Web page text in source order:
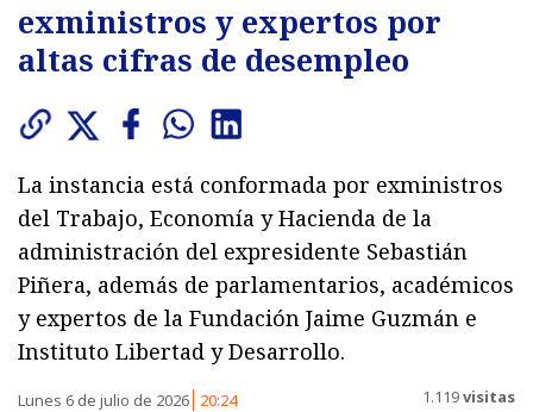
exministros y expertos por
altas cifras de desempleo
La instancia está conformada por exministros
del Trabajo, Economía y Hacienda de la
administración del expresidente Sebastián
Piñera, además de parlamentarios, académicos
y expertos de la Fundación Jaime Guzmán e
Instituto Libertad y Desarrollo.
Lunes 6 de julio de 2026 20:24 1.119visitas